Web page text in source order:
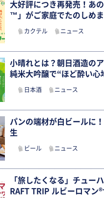
大好評につき再発売！あ
™」がご家庭でたのしめ
カクテル ニュース
小晴れとは？朝日酒造の
純米大吟醸で“ほど酔い心
日本酒 ニュース
パンの端材が白ビールに
生
ビール ニュース
「旅したくなる」チュー
RAFT TRIP ルビーロマン